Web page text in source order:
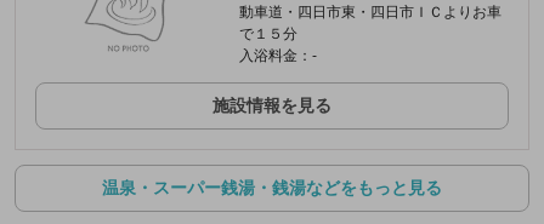
動車道・四日市東・四日市ＩＣよりお車
で１５分
入浴料金：-
施設情報を見る
温泉・スーパー銭湯・銭湯などをもっと見る